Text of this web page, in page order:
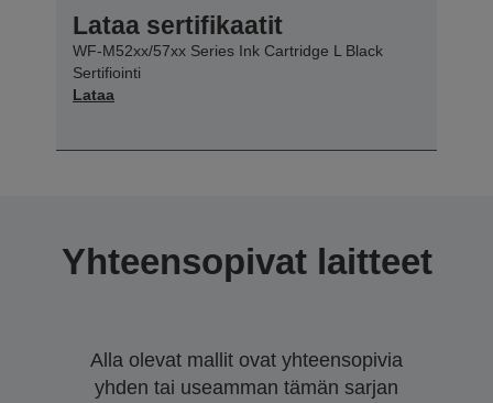
Lataa sertifikaatit
WF-M52xx/57xx Series Ink Cartridge L Black
Sertifiointi
Lataa
Yhteensopivat laitteet
Alla olevat mallit ovat yhteensopivia
yhden tai useamman tämän sarjan